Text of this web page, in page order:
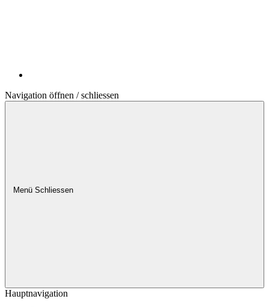
Navigation öffnen / schliessen
Menü Schliessen
Hauptnavigation